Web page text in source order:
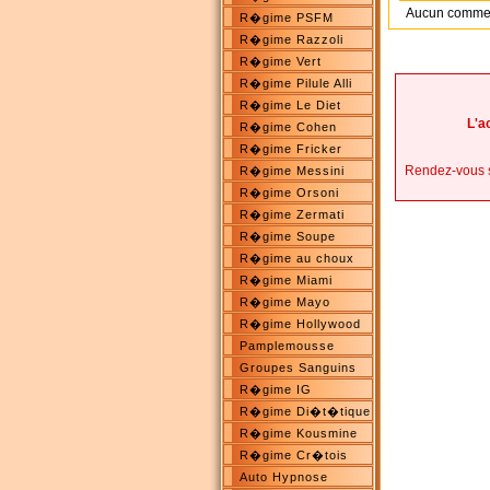
R�gime PSFM
R�gime Razzoli
R�gime Vert
R�gime Pilule Alli
R�gime Le Diet
R�gime Cohen
R�gime Fricker
R�gime Messini
R�gime Orsoni
R�gime Zermati
R�gime Soupe
R�gime au choux
R�gime Miami
R�gime Mayo
R�gime Hollywood
Pamplemousse
Groupes Sanguins
R�gime IG
R�gime Di�t�tique
R�gime Kousmine
R�gime Cr�tois
Auto Hypnose
Aucun
Rendez-vous